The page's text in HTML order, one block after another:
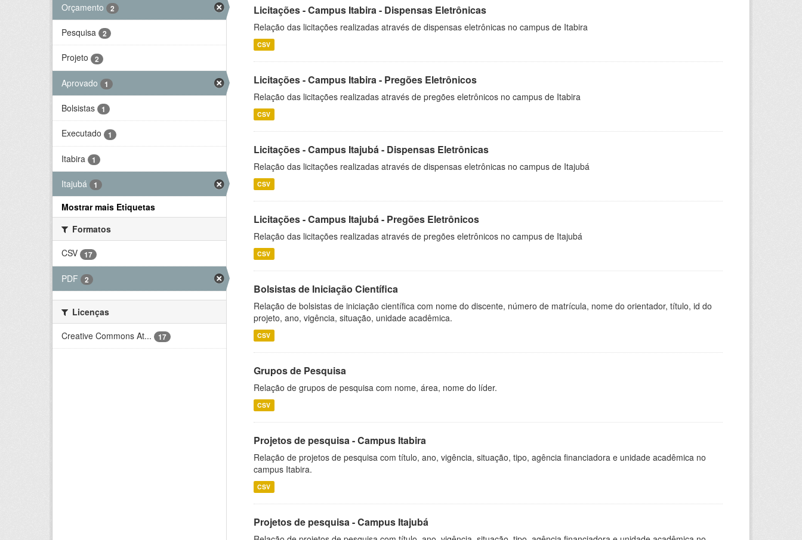
Orçamento 2
Pesquisa 2
Projeto 2
Aprovado 1
Bolsistas 1
Executado 1
Itabira 1
Itajubá 1
Mostrar mais Etiquetas
Formatos
CSV
17
PDF 2
Licenças
Creative Commons At...
17
Licitações - Campus Itabira - Dispensas Eletrônicas
Relação das licitações realizadas através de dispensas eletrônicas no campus de Itabira
CSV
Licitações - Campus Itabira - Pregões Eletrônicos
Relação das licitações realizadas através de pregões eletrônicos no campus de Itabira
CSV
Licitações - Campus Itajubá - Dispensas Eletrônicas
Relação das licitações realizadas através de dispensas eletrônicas no campus de Itajubá
CSV
Licitações - Campus Itajubá - Pregões Eletrônicos
Relação das licitações realizadas através de pregões eletrônicos no campus de Itajubá
CSV
Bolsistas de Iniciação Científica
Relação de bolsistas de iniciação científica com nome do discente, número de matrícula, nome do orientador, título, id do
projeto, ano, vigência, situação, unidade acadêmica.
CSV
Grupos de Pesquisa
Relação de grupos de pesquisa com nome, área, nome do líder.
CSV
Projetos de pesquisa - Campus Itabira
Relação de projetos de pesquisa com título, ano, vigência, situação, tipo, agência financiadora e unidade acadêmica no
campus Itabira.
CSV
Projetos de pesquisa - Campus Itajubá